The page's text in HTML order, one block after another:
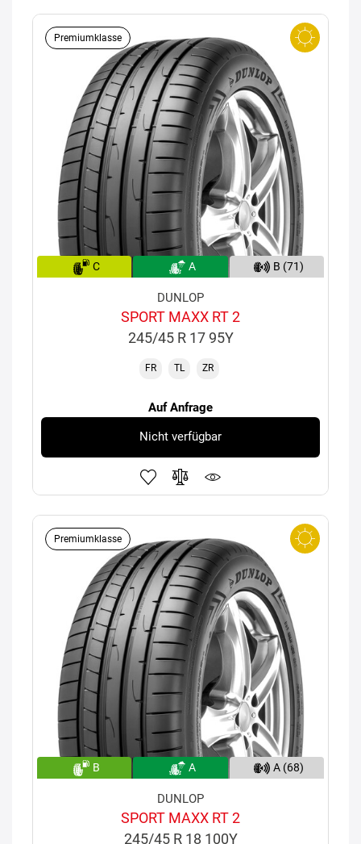
Premiumklasse
C A B (71)
DUNLOP
SPORT MAXX RT 2
245/45 R 17 95Y
FR TL ZR
Auf Anfrage
Nicht verfügbar
Premiumklasse
B A A (68)
DUNLOP
SPORT MAXX RT 2
245/45 R 18 100Y